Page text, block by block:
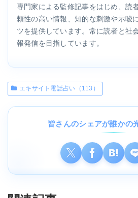
専門家による監修記事をはじめ、読
頼性の高い情報、知的な刺激や示唆
ツを提供しています。常に読者と社
報発信を目指しています。
エキサイト電話占い（113）
皆さんのシェアが誰かの